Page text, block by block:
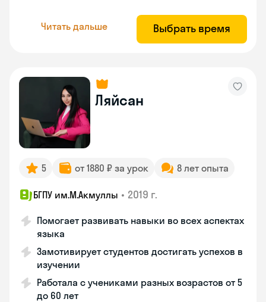
Читать дальше Выбрать время
Ляйсан
5 от 1880 ₽ за урок 8 лет опыта
БГПУ им.М.Акмуллы • 2019 г.
Помогает развивать навыки во всех аспектах
языка
Замотивирует студентов достигать успехов в
изучении
Работала с учениками разных возрастов от 5
до 60 лет